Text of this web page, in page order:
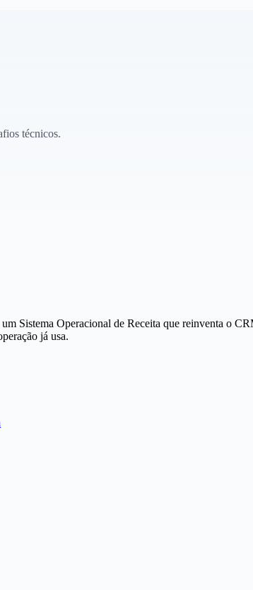
técnicos.
Sistema Operacional de Receita que reinventa o
já usa.